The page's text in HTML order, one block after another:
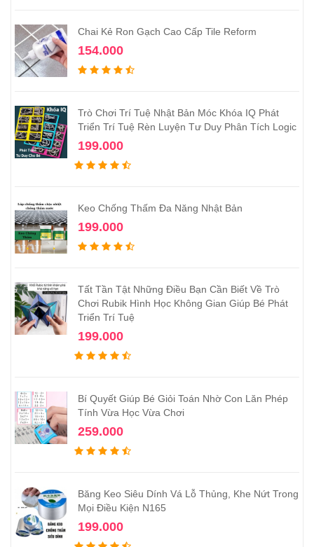
Chai Kẻ Ron Gạch Cao Cấp Tile Reform
154.000
Trò Chơi Trí Tuệ Nhật Bản Móc Khóa IQ Phát
Triển Trí Tuệ Rèn Luyện Tư Duy Phân Tích Logic
199.000
Keo Chống Thấm Đa Năng Nhật Bản
199.000
Tất Tần Tật Những Điều Bạn Cần Biết Về Trò
Chơi Rubik Hình Học Không Gian Giúp Bé Phát
Triển Trí Tuệ
199.000
Bí Quyết Giúp Bé Giỏi Toán Nhờ Con Lăn Phép
Tính Vừa Học Vừa Chơi
259.000
Băng Keo Siêu Dính Vá Lỗ Thủng, Khe Nứt Trong
Mọi Điều Kiện N165
199.000